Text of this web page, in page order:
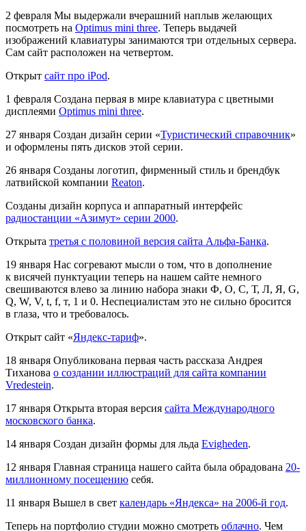
2 февраля Мы выдержали вчерашний наплыв желающих
посмотреть на Optimus mini three. Теперь выдачей
изображений клавиатуры занимаются три отдельных сервера.
Сам сайт расположен на четвертом.
Открыт сайт про iPod.
1 февраля Создана первая в мире клавиатура с цветными
дисплеями Optimus mini three.
27 января Создан дизайн серии «Туристический справочник»
и оформлены пять дисков этой серии.
26 января Созданы логотип, фирменный стиль и брендбук
латвийской компании Reaton.
Созданы дизайн корпуса и аппаратный интерфейс
радиостанции «Азимут» серии 2000.
Открыта третья с половиной версия сайта Альфа-Банка.
19 января Нас согревают мысли о том, что в дополнение
к висячей пунктуации теперь на нашем сайте немного
свешиваются влево за линию набора знаки Ф, О, C, Т, Л, Я, G,
Q, W, V, t, f, т, 1 и 0. Неспециалистам это не сильно бросится
в глаза, что и требовалось.
Открыт сайт «Яндекс-тариф».
18 января Опубликована первая часть рассказа Андрея
Тиханова о создании иллюстраций для сайта компании
Vredestein.
17 января Открыта вторая версия сайта Международного
московского банка.
14 января Создан дизайн формы для льда Evigheden.
12 января Главная страница нашего сайта была обрадована 20-
миллионному посещению себя.
11 января Вышел в свет календарь «Яндекса» на 2006-й год.
Теперь на портфолио студии можно смотреть облачно. Чем